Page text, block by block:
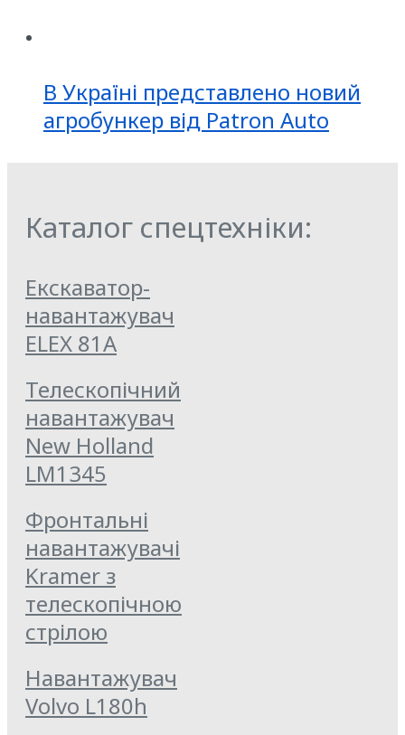
В Україні представлено новий
агробункер від Patron Auto
Каталог спецтехніки:
Екскаватор-
навантажувач
ELEX 81A
Телескопічний
навантажувач
New Holland
LM1345
Фронтальні
навантажувачі
Kramer з
телескопічною
стрілою
Навантажувач
Volvo L180h